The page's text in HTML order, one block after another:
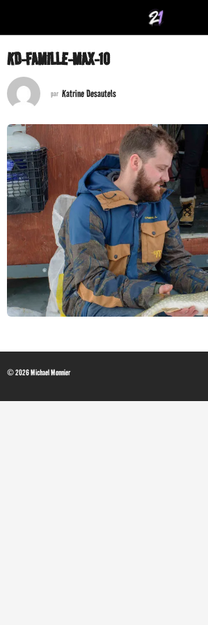
KD-FAMILLE-MAX-10
par Katrine Desautels
© 2026 Michael Monnier